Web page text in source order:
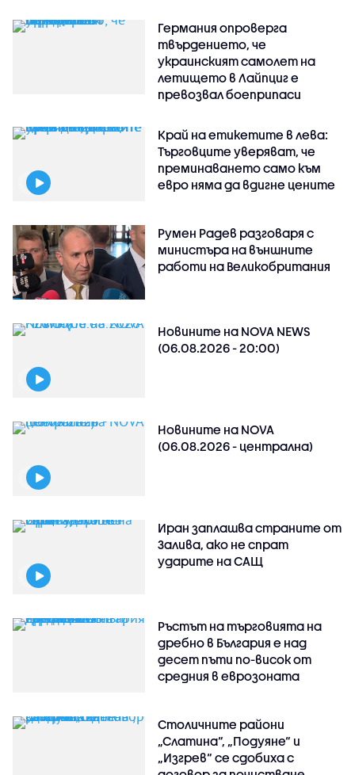
Германия опроверга
твърдението, че
украинският самолет на
летището в Лайпциг е
превозвал боеприпаси
Край на етикетите в лева:
Търговците уверяват, че
преминаването само към
евро няма да вдигне цените
Румен Радев разговаря с
министъра на външните
работи на Великобритания
Новините на NOVA NEWS
(06.08.2026 - 20:00)
Новините на NOVA
(06.08.2026 - централна)
Иран заплашва страните от
Залива, ако не спрат
ударите на САЩ
Ръстът на търговията на
дребно в България е над
десет пъти по-висок от
средния в еврозоната
Столичните райони
„Слатина“, „Подуяне“ и
„Изгрев“ се сдобиха с